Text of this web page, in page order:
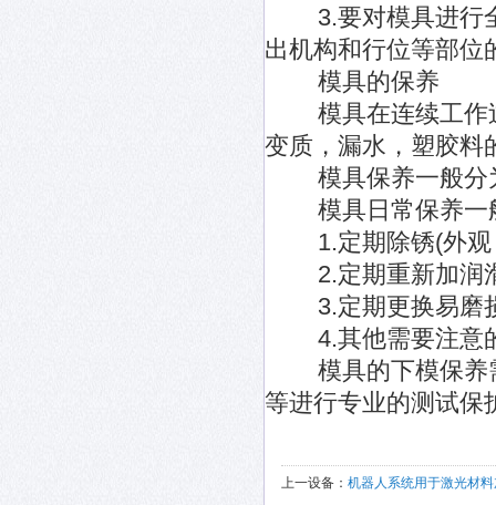
3.要对模具进行全
出机构和行位等部位
模具的保养
模具在连续工作过
变质，漏水，塑胶料
模具保养一般分
模具日常保养一
1.定期除锈(外观
2.定期重新加润滑
3.定期更换易磨
4.其他需要注意
模具的下模保养需
等进行专业的测试保
上一设备： 机器人系统用于激光材